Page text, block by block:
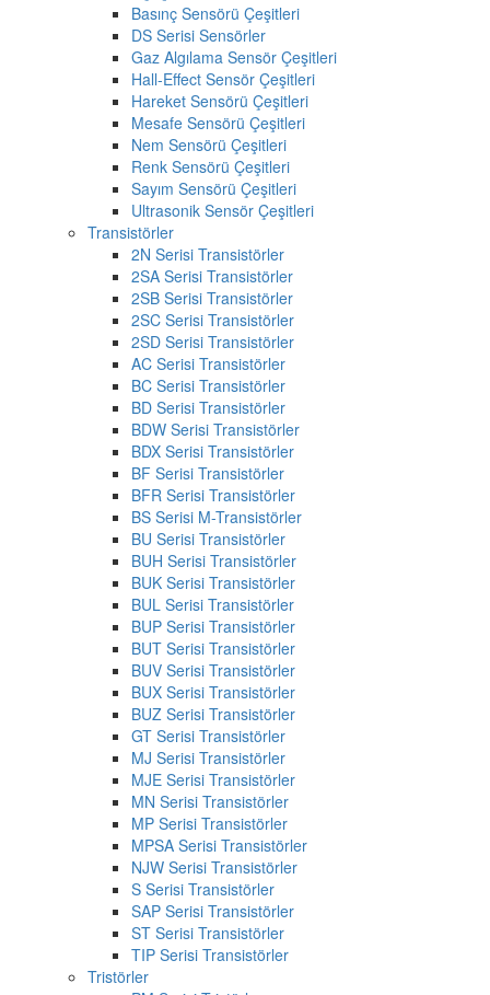
Basınç Sensörü Çeşitleri
DS Serisi Sensörler
Gaz Algılama Sensör Çeşitleri
Hall-Effect Sensör Çeşitleri
Hareket Sensörü Çeşitleri
Mesafe Sensörü Çeşitleri
Nem Sensörü Çeşitleri
Renk Sensörü Çeşitleri
Sayım Sensörü Çeşitleri
Ultrasonik Sensör Çeşitleri
Transistörler
2N Serisi Transistörler
2SA Serisi Transistörler
2SB Serisi Transistörler
2SC Serisi Transistörler
2SD Serisi Transistörler
AC Serisi Transistörler
BC Serisi Transistörler
BD Serisi Transistörler
BDW Serisi Transistörler
BDX Serisi Transistörler
BF Serisi Transistörler
BFR Serisi Transistörler
BS Serisi M-Transistörler
BU Serisi Transistörler
BUH Serisi Transistörler
BUK Serisi Transistörler
BUL Serisi Transistörler
BUP Serisi Transistörler
BUT Serisi Transistörler
BUV Serisi Transistörler
BUX Serisi Transistörler
BUZ Serisi Transistörler
GT Serisi Transistörler
MJ Serisi Transistörler
MJE Serisi Transistörler
MN Serisi Transistörler
MP Serisi Transistörler
MPSA Serisi Transistörler
NJW Serisi Transistörler
S Serisi Transistörler
SAP Serisi Transistörler
ST Serisi Transistörler
TIP Serisi Transistörler
Tristörler